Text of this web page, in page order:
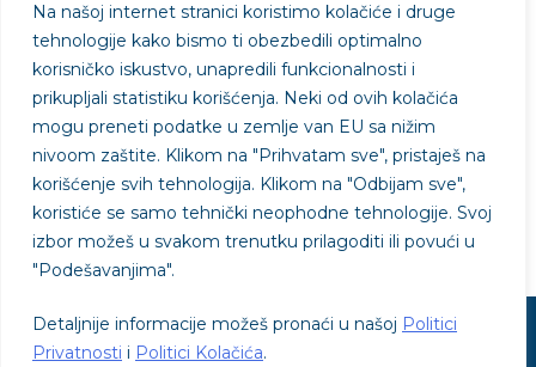
Na našoj internet stranici koristimo kolačiće i druge
tehnologije kako bismo ti obezbedili optimalno
korisničko iskustvo, unapredili funkcionalnosti i
prikupljali statistiku korišćenja. Neki od ovih kolačića
mogu preneti podatke u zemlje van EU sa nižim
nivoom zaštite. Klikom na "Prihvatam sve", pristaješ na
korišćenje svih tehnologija. Klikom na "Odbijam sve",
koristiće se samo tehnički neophodne tehnologije. Svoj
izbor možeš u svakom trenutku prilagoditi ili povući u
"Podešavanjima".
Detaljnije informacije možeš pronaći u našoj Politici
Privatnosti i Politici Kolačića.
Vebinari
Zdravlje
Životni problemi
Projekat podržao